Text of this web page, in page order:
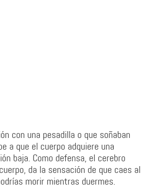
con una pesadilla o que soñaban
a que el cuerpo adquiere una
baja. Como defensa, el cerebro
da la sensación de que caes al
morir mientras duermes.